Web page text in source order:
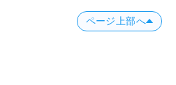
ページ上部へ